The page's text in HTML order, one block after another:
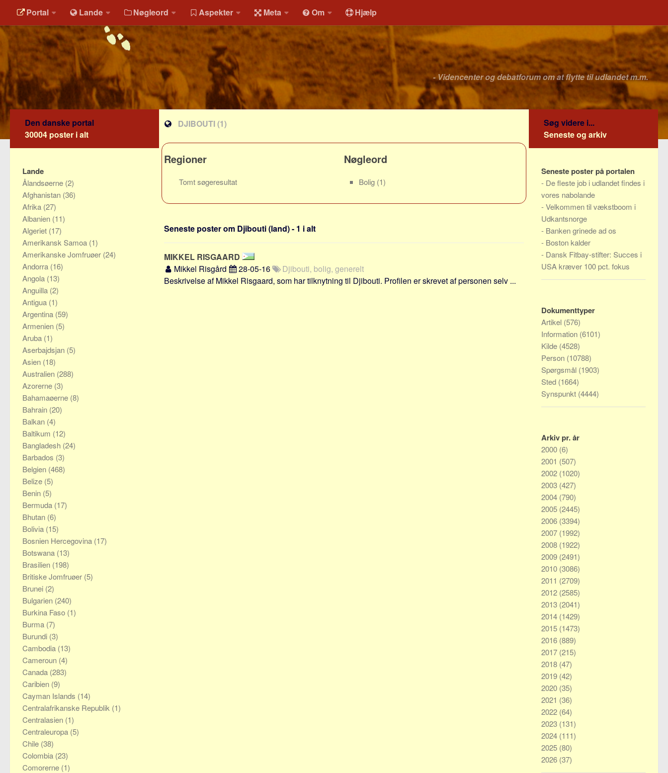
Portal Lande Nøgleord Aspekter Meta Om Hjælp
- Videncenter og debatforum om at flytte til udlandet m.m.
DJIBOUTI(1)
Regioner
Tomt søgeresultat
Nøgleord
Bolig (1)
Seneste poster om Djibouti (land) - 1 i alt
MIKKEL RISGAARD
Mikkel Risgård
28-05-16
Djibouti, bolig, generelt
Beskrivelse af Mikkel Risgaard, som har tilknytning til Djibouti. Profilen er skrevet af personen selv ...
Den danske portal
30004 poster i alt
Lande
Ålandsøerne (2)
Afghanistan (36)
Afrika (27)
Albanien (11)
Algeriet (17)
Amerikansk Samoa (1)
Amerikanske Jomfruøer (24)
Andorra (16)
Angola (13)
Anguilla (2)
Antigua (1)
Argentina (59)
Armenien (5)
Aruba (1)
Aserbajdsjan (5)
Asien (18)
Australien (288)
Azorerne (3)
Bahamaøerne (8)
Bahrain (20)
Balkan (4)
Baltikum (12)
Bangladesh (24)
Barbados (3)
Belgien (468)
Belize (5)
Benin (5)
Bermuda (17)
Bhutan (6)
Bolivia (15)
Bosnien Hercegovina (17)
Botswana (13)
Brasilien (198)
Britiske Jomfruøer (5)
Brunei (2)
Bulgarien (240)
Burkina Faso (1)
Burma (7)
Burundi (3)
Cambodia (13)
Cameroun (4)
Canada (283)
Caribien (9)
Cayman Islands (14)
Centralafrikanske Republik (1)
Centralasien (1)
Centraleuropa (5)
Chile (38)
Colombia (23)
Comorerne (1)
Søg videre i...
Seneste og arkiv
Seneste poster på portalen
- De fleste job i udlandet findes i
vores nabolande
-Velkommen til vækstboom i
Udkantsnorge
- Banken grinede ad os
- Boston kalder
- Dansk Fitbay-stifter: Succes i
USA kræver 100 pct. fokus
Dokumenttyper
Artikel (576)
Information (6101)
Kilde (4528)
Person (10788)
Spørgsmål (1903)
Sted (1664)
Synspunkt (4444)
Arkiv pr. år
2000 (6)
2001 (507)
2002 (1020)
2003 (427)
2004 (790)
2005 (2445)
2006 (3394)
2007 (1992)
2008 (1922)
2009 (2491)
2010 (3086)
2011 (2709)
2012 (2585)
2013 (2041)
2014 (1429)
2015 (1473)
2016 (889)
2017 (215)
2018 (47)
2019 (42)
2020 (35)
2021 (36)
2022 (64)
2023 (131)
2024 (111)
2025 (80)
2026 (37)